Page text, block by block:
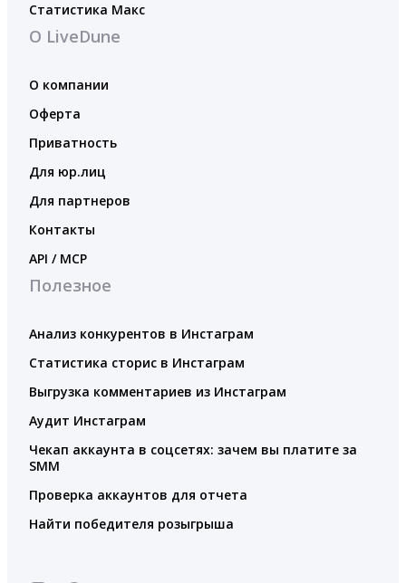
Статистика Макс
О LiveDune
О компании
Оферта
Приватность
Для юр.лиц
Для партнеров
Контакты
API / MCP
Полезное
Анализ конкурентов в Инстаграм
Статистика сторис в Инстаграм
Выгрузка комментариев из Инстаграм
Аудит Инстаграм
Чекап аккаунта в соцсетях: зачем вы платите за
SMM
Проверка аккаунтов для отчета
Найти победителя розыгрыша